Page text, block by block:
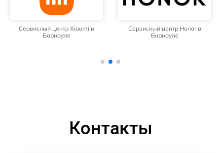
Сервисный центр Xiaomi в
Барнауле
Сервисный центр Honor в
Барнауле
Контакты